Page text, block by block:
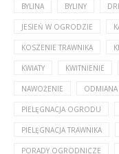
BYLINA BYLINY
JESIEŃ W OGRODZIE
KOSZENIE TRAWNIKA
KWIATY KWITNIENIE
NAWOŻENIE ODMIANA
PIELĘGNACJA OGRODU
PIELĘGNACJA TRAWNIKA
PORADY OGRODNICZE